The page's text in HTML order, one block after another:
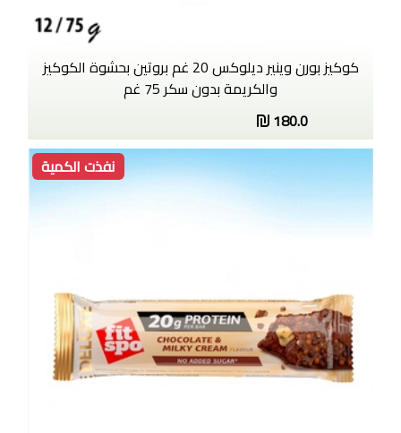
كوكيز بورن وينير ديلوكس 20 غم بروتين بحشوة الكوكيز
والكريمة بدون سكر 75 غم
180.0
نفذت الكمية